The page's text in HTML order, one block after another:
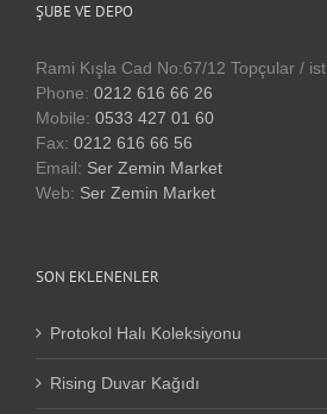
ŞUBE VE DEPO
Rami Kışla Cad No:67/12 Topçular / ist
Phone: 0212 616 66 26
Mobile: 0533 427 01 60
Fax: 0212 616 66 56
Email: Ser Zemin Market
Web: Ser Zemin Market
SON EKLENENLER
Protokol Halı Koleksiyonu
Rising Duvar Kağıdı